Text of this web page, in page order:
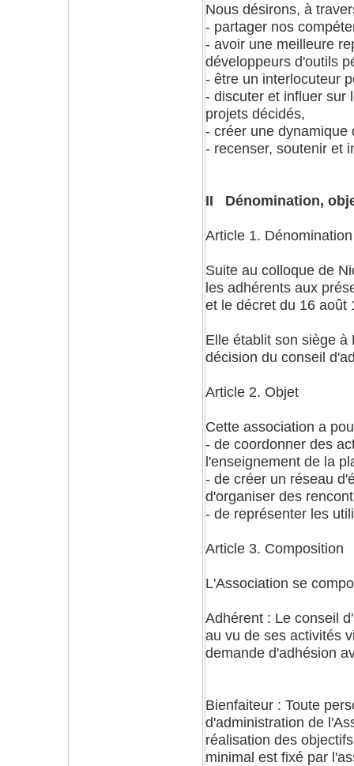
Nous désirons, à
- partager nos
- avoir une meilleure
développeurs d'outils
- être un interlocuteur
- discuter et influer sur
projets décidés,
- créer une dynamique
- recenser, soutenir et
II Dénomination,
Article 1. Dénomination
Suite au colloque de
les adhérents aux
et le décret du 16 août
Elle établit son siège
décision du conseil
Article 2. Objet
Cette association a
- de coordonner des
l'enseignement de la
- de créer un réseau
d'organiser des
- de représenter les
Article 3. Composition
L'Association se
Adhérent : Le conseil
au vu de ses activités
demande d'adhésion
Bienfaiteur : Toute
d'administration de
réalisation des
minimal est fixé par